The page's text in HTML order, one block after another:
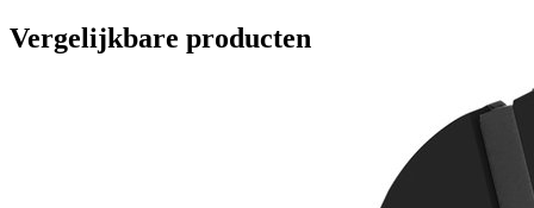
Vergelijkbare producten